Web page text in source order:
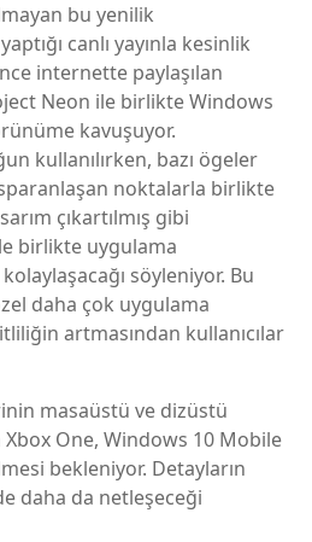
bu yenilik
canlı yayınla kesinlik
internette paylaşılan
Neon ile birlikte Windows
kavuşuyor.
kullanılırken, bazı ögeler
noktalarla birlikte
çıkartılmış gibi
birlikte uygulama
söyleniyor. Bu
daha çok uygulama
artmasından kullanıcılar
masaüstü ve dizüstü
Xbox One, Windows 10 Mobile
bekleniyor. Detayların
daha da netleşeceği